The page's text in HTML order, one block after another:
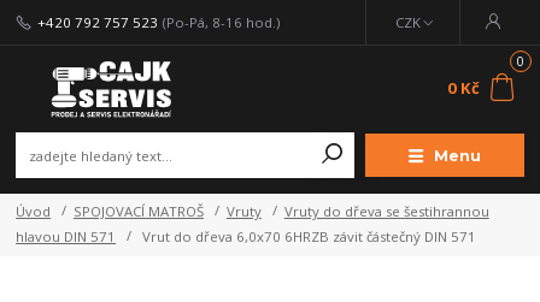
Menu
CZK
+420 792 757 523 (Po-Pá, 8-16 hod.)
0
0 Kč
Úvod SPOJOVACÍ MATROŠ Vruty
Vruty do dřeva se šestihrannou
hlavou DIN 571
Vrut do dřeva 6,0x70 6HRZB závit částečný DIN 571